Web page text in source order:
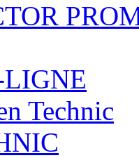
Technic